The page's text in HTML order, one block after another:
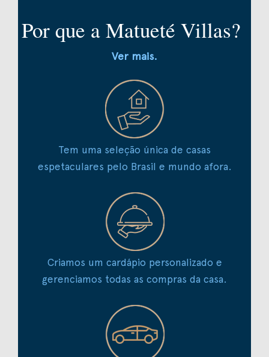
Por que a Matueté Villas?
Ver mais.
Tem uma seleção única de casas
espetaculares pelo Brasil e mundo afora.
Criamos um cardápio personalizado e
gerenciamos todas as compras da casa.